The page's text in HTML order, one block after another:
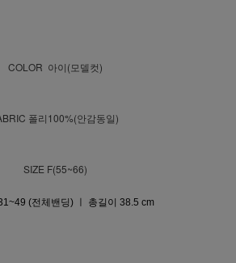
COLOR 아이(모델컷)
폴리100%(안감동일)
SIZE F(55~66)
(전체밴딩) ㅣ 총길이 38.5 cm